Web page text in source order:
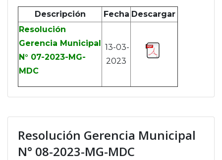
Descripción Fecha Descargar
Resolución
Gerencia Municipal
N° 07-2023-MG-
MDC
13-03-
2023
Resolución Gerencia Municipal
N° 08-2023-MG-MDC